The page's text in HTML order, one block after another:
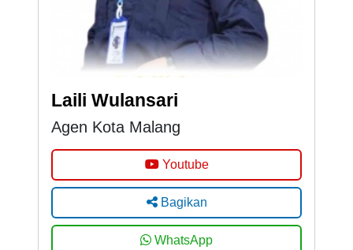
Laili Wulansari
Agen Kota Malang
Youtube
Bagikan
WhatsApp